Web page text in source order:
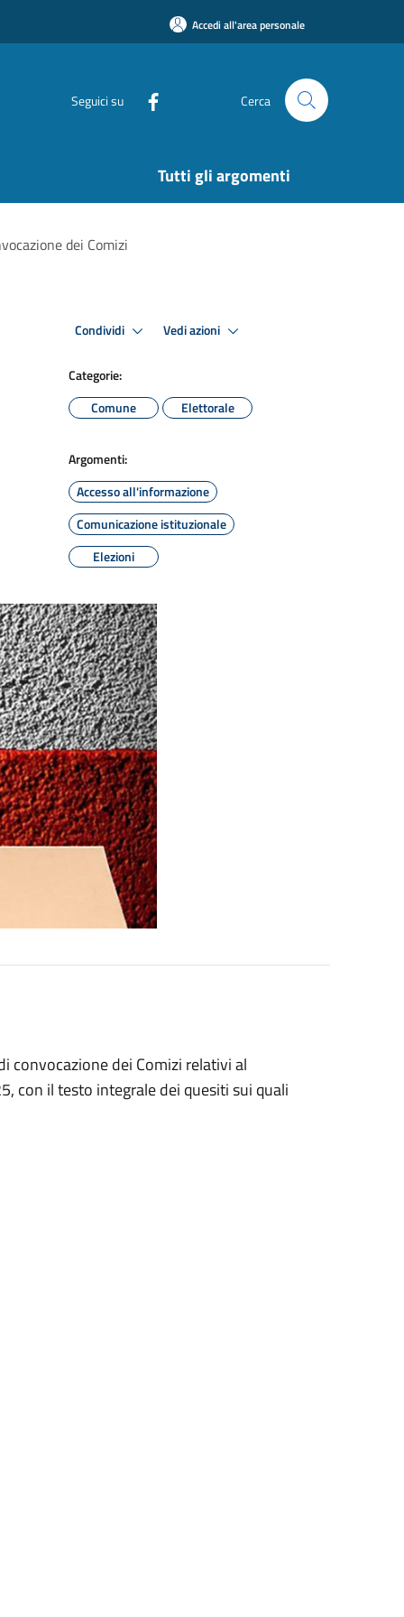
Accedi all'area personale
Seguici su Cerca
Tutti gli argomenti
dei Comizi
Condividi Vedi azioni
Categorie:
Comune
Elettorale
Argomenti:
Accesso all'informazione
Comunicazione istituzionale
Elezioni
convocazione dei Comizi relativi al
con il testo integrale dei quesiti sui quali